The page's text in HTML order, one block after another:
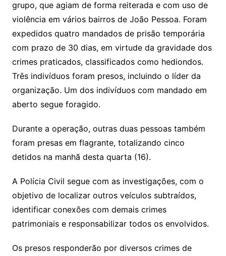
grupo, que agiam de forma reiterada e com uso de
violência em vários bairros de João Pessoa. Foram
expedidos quatro mandados de prisão temporária
com prazo de 30 dias, em virtude da gravidade dos
crimes praticados, classificados como hediondos.
Três indivíduos foram presos, incluindo o líder da
organização. Um dos indivíduos com mandado em
aberto segue foragido.
Durante a operação, outras duas pessoas também
foram presas em flagrante, totalizando cinco
detidos na manhã desta quarta (16).
A Polícia Civil segue com as investigações, com o
objetivo de localizar outros veículos subtraídos,
identificar conexões com demais crimes
patrimoniais e responsabilizar todos os envolvidos.
Os presos responderão por diversos crimes de